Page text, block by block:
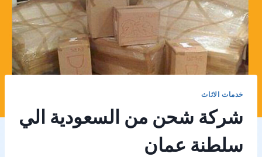
خدمات الاثاث
شركة شحن من السعودية الي
سلطنة عمان